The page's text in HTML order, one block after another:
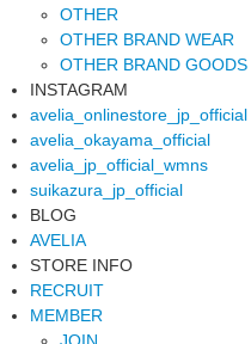
OTHER
OTHER BRAND WEAR
OTHER BRAND GOODS
INSTAGRAM
avelia_onlinestore_jp_official
avelia_okayama_official
avelia_jp_official_wmns
suikazura_jp_official
BLOG
AVELIA
STORE INFO
RECRUIT
MEMBER
JOIN